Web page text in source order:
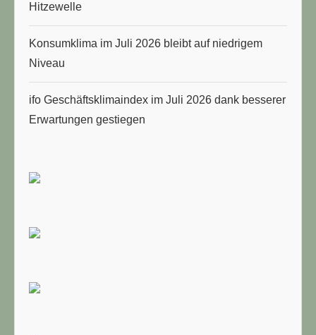
Hitzewelle
Konsumklima im Juli 2026 bleibt auf niedrigem
Niveau
ifo Geschäftsklimaindex im Juli 2026 dank besserer
Erwartungen gestiegen